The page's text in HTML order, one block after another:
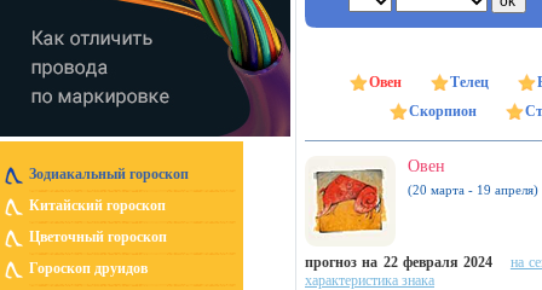
Зодиакальный гороскоп
Китайский гороскоп
Цветочный гороскоп
Гороскоп друидов
Овен Телец
Скорпион
Овен
(20 марта - 19 апреля)
прогноз на 22 февраля 2024
на
характеристика знака